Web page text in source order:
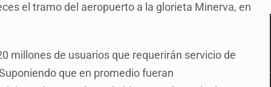
el tramo del aeropuerto a la glorieta Minerva, en
millones de usuarios que requerirán servicio de
que en promedio fueran